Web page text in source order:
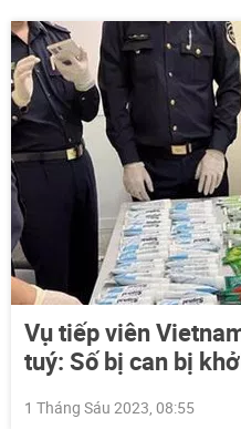
Vụ tiếp viên
tuý: Số bị can bị
1 Tháng Sáu 2023, 08:55